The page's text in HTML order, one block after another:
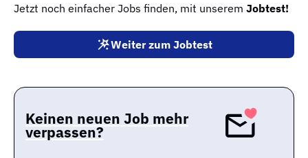
Jetzt noch einfacher Jobs finden, mit unserem Jobtest!
Weiter zum Jobtest
Keinen neuen Job mehr
verpassen?